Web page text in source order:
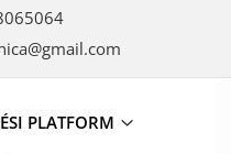
PLATFORM